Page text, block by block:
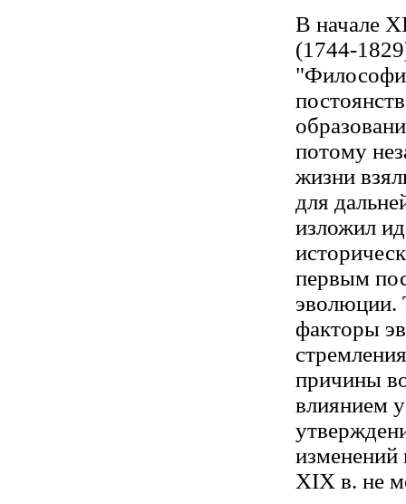
В начале
(1744-
потому
жизни
для
изложил
первым
эволюции.
факторы
причины
влиянием
изменений
XIX в. не